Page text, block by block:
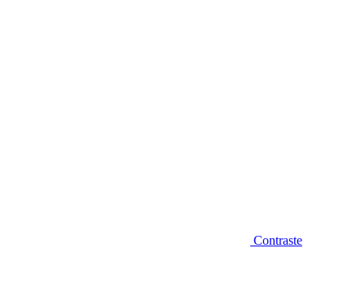
Contraste